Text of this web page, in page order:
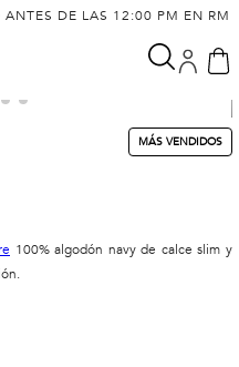
DE LAS 12:00 PM EN RM
MÁS VENDIDOS
100% algodón navy de calce slim y